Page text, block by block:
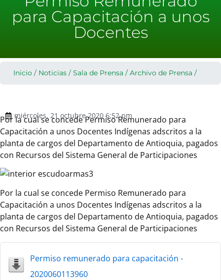
para Capacitación a unos
Docentes
Inicio / Noticias / Sala de Prensa / Archivo de Prensa /
miércoles, 21 octubre 2020 6:52 pm
Por la cual se concede Permiso Remunerado para
Capacitación a unos Docentes Indígenas adscritos a la
planta de cargos del Departamento de Antioquia, pagados
con Recursos del Sistema General de Participaciones
Por la cual se concede Permiso Remunerado para
Capacitación a unos Docentes Indígenas adscritos a la
planta de cargos del Departamento de Antioquia, pagados
con Recursos del Sistema General de Participaciones
Permiso remunerado para capacitación -
2020060113960